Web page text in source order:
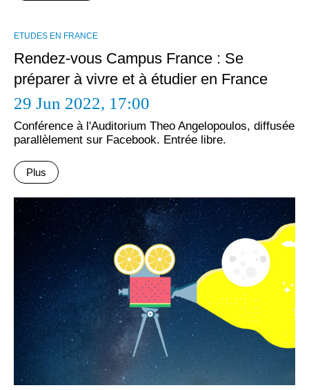
ΕTUDES EN FRANCE
Rendez-vous Campus France : Se
préparer à vivre et à étudier en France
29 Jun 2022, 17:00
Conférence à l'Auditorium Theo Angelopoulos, diffusée
parallèlement sur Facebook. Entrée libre.
Plus